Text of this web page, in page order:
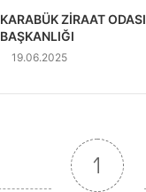
KARABÜK ZİRAAT ODASI
BAŞKANLIĞI
19.06.2025
1